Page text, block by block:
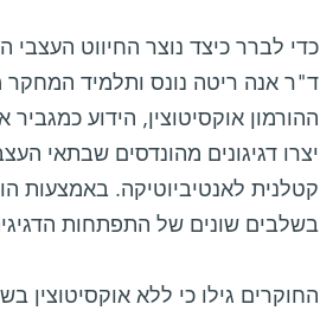
כדי לברר כיצד נוצר החיווט
ד"ר אנה ריטה נונס ותלמיד המחקר
ההורמון אוקסיטוצין, הידוע
יצרו דגיגונים מהונדסים שבתאי
קטלנית לאנטיביוטיקה. באמצעות
בשלבים שונים של התפתחות
החוקרים גילו כי ללא אוקסיטוצין